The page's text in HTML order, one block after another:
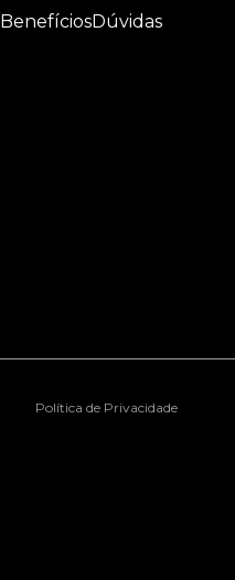
BenefíciosDúvidas
Política de Privacidade